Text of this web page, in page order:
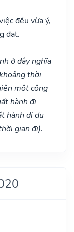
đều vừa ý,
đạt.
ở đây nghĩa
thời
một công
hành đi
hành di du
gian đi).